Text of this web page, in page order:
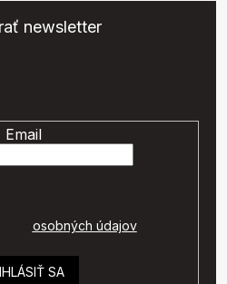
newsletter
Email
osobných údajov.
SA